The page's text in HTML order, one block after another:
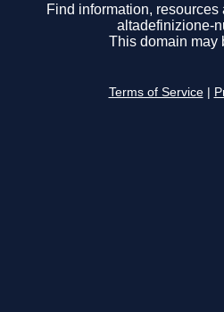
Find information,
altadefinizione-
This domain may
Terms of Service